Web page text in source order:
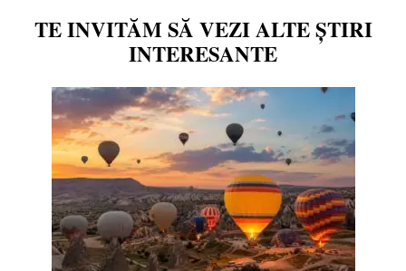
TE INVITĂM SĂ VEZI ALTE ȘTIRI
INTERESANTE